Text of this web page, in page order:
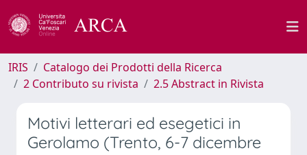
IRIS
Catalogo dei Prodotti della Ricerca
2 Contributo su rivista
2.5 Abstract in Rivista
Motivi letterari ed esegetici in
Gerolamo (Trento, 6-7 dicembre